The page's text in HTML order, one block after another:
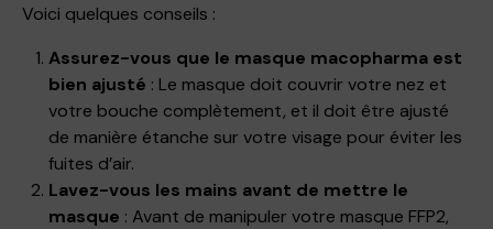
Voici quelques conseils :
Assurez-vous que le masque macopharma est
bien ajusté : Le masque doit couvrir votre nez et
votre bouche complètement, et il doit être ajusté
de manière étanche sur votre visage pour éviter les
fuites d’air.
Lavez-vous les mains avant de mettre le
masque : Avant de manipuler votre masque FFP2,